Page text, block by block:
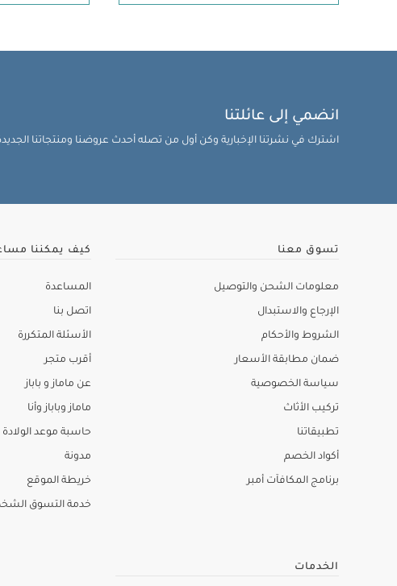
انضمي إلى عائلتنا
اشترك في نشرتنا الإخبارية وكن أول من تصله أحدث عروضنا ومنتجاتنا
تسوق معنا
معلومات الشحن والتوصيل
الإرجاع والاستبدال
الشروط والأحكام
ضمان مطابقة الأسعار
سياسة الخصوصية
تركيب الأثاث
تطبيقاتنا
أكواد الخصم
برنامج المكافآت أمبر
كيف يمكننا
المساعدة
اتصل بنا
الأسئلة المتكررة
أقرب متجر
عن ماماز و باباز
ماماز وباباز وأنا
حاسبة موعد الولادة
مدونة
خريطة الموقع
خدمة التسوق
الخدمات